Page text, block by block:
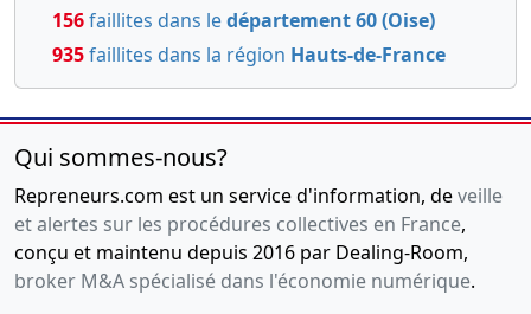
156faillites dans ledépartement 60 (Oise)
935faillites dans la région Hauts-de-France
Qui sommes-nous?
Repreneurs.com est un service d'information, deveille
et alertes sur les procédures collectives en France,
conçu et maintenu depuis 2016 par Dealing-Room,
broker M&A spécialisé dans l'économie numérique.